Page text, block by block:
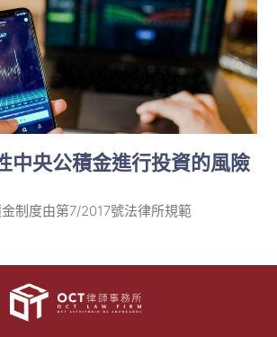
中央公積金進行投資的風險
制度由第7/2017號法律所規範